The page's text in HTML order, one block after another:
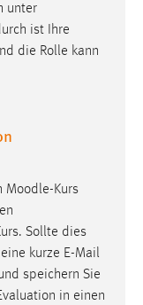
unter
ist Ihre
die Rolle kann
Moodle-Kurs
Sollte dies
kurze E-Mail
speichern Sie
in einen
wie